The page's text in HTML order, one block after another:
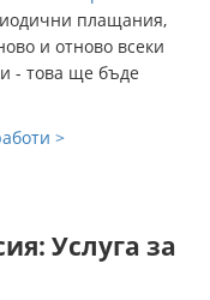
плащания,
и отново всеки
- това ще бъде
>
Услуга за